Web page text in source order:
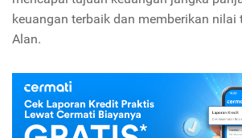
keuangan terbaik dan memberikan nilai
Alan.